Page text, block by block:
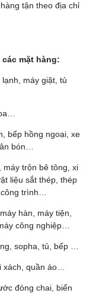
tận theo địa chỉ
mặt hàng:
máy giặt, tủ
bếp hồng ngoại, xe
bón…
máy trộn bê tông, xi
liệu sắt thép, thép
trình…
hàn, máy tiện,
công nghiệp…
sopha, tủ, bếp …
xách, quần áo…
đóng chai, biển
NHẬN